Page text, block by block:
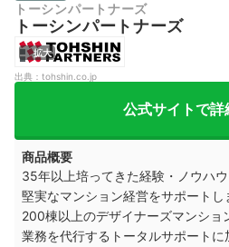
トーシンパートナーズ
トーシンパートナーズ
拡大
出典： tohshin.co.jp
公式サイトで詳
商品概要
35年以上培ってきた経験・ノウハ
堅実なマンション経営をサポートし
200棟以上のデザイナーズマンショ
業務を代行するトータルサポート